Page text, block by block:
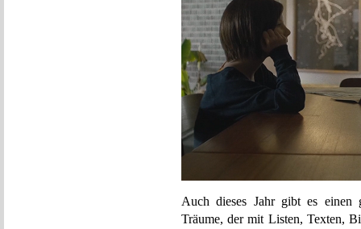
Auch dieses Jahr gibt es einen
Träume, der mit Listen, Texten,